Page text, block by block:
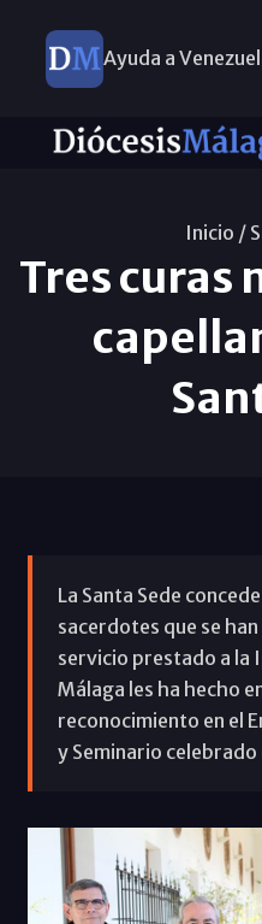
Ayuda a
Inicio /
Tres curas
La Santa Sede
sacerdotes que se
servicio prestado a la
Málaga les ha hecho
reconocimiento en el
y Seminario celebrado